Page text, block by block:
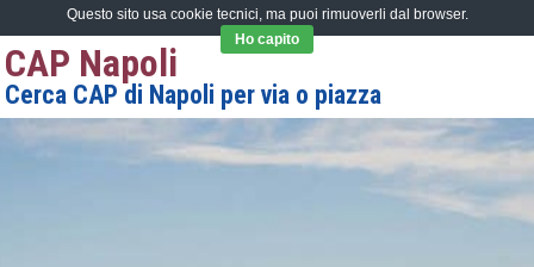
CAP Napoli
Cerca CAP di Napoli per via o piazza
Questo sito usa cookie tecnici, ma puoi rimuoverli dal browser.
Ho capito